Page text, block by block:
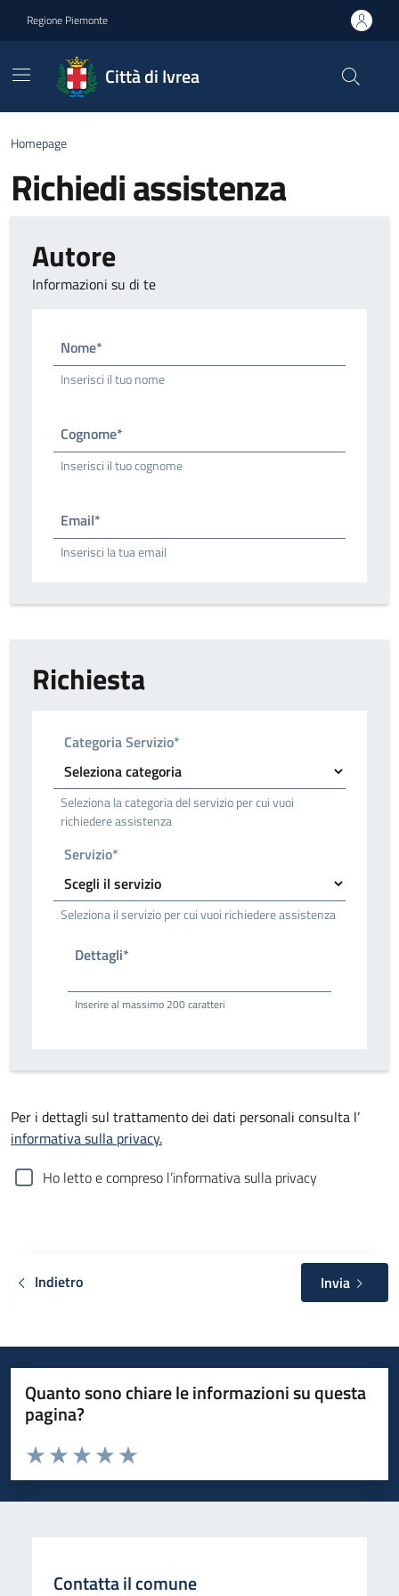
Regione Piemonte
Città di Ivrea
Homepage
Richiedi assistenza
Autore
Informazioni su di te
Nome*
Inserisci il tuo nome
Cognome*
Inserisci il tuo cognome
Email*
Inserisci la tua email
Richiesta
Categoria Servizio*
Seleziona la categoria del servizio per cui vuoi
richiedere assistenza
Servizio*
Seleziona il servizio per cui vuoi richiedere assistenza
Dettagli*
Inserire al massimo 200 caratteri
Per i dettagli sul trattamento dei dati personali consulta l’
informativa sulla privacy.
Ho letto e compreso l’informativa sulla privacy
Indietro Invia
Quanto sono chiare le informazioni su questa
pagina?
Valuta da 1 a 5 stelle la pagina
Valuta 5 stelle su 5
Valuta 4 stelle su 5
Valuta 3 stelle su 5
Valuta 2 stelle su 5
Valuta 1 stelle su 5
Contatta il comune